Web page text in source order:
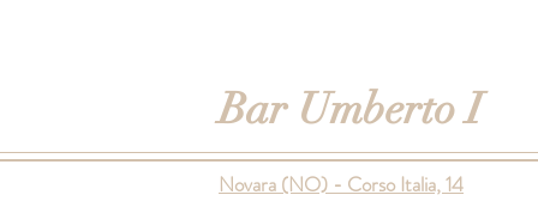
Bar Umberto I
Novara (NO) - Corso Italia, 14